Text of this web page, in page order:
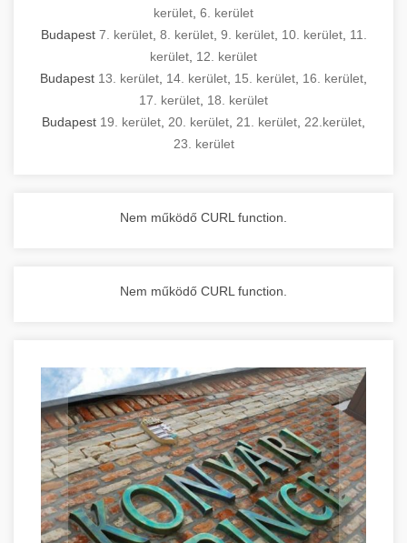
kerület 6. kerület
Budapest 7. kerület, 8. kerület, 9. kerület, 10. kerület, 11.
kerület 12. kerület
Budapest 13. kerület 14. kerület 15. kerület 16. kerület
17. kerület 18. kerület
Budapest 19. kerület 20. kerület 21. kerület 22.kerület
23. kerület
Nem működő CURL function.
Nem működő CURL function.